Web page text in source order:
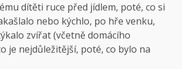
dítěti ruce před jídlem, poté, co si
nebo kýchlo, po hře venku,
zvířat (včetně domácího
je nejdůležitější, poté, co bylo na